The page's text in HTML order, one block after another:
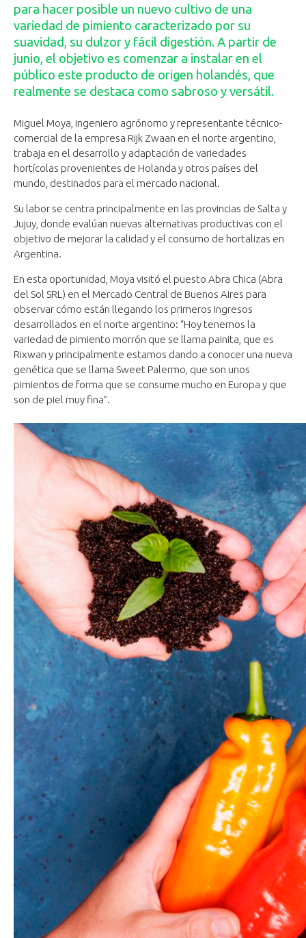
para hacer posible un nuevo cultivo de una
variedad de pimiento caracterizado por su
suavidad, su dulzor y fácil digestión. A partir de
junio, el objetivo es comenzar a instalar en el
público este producto de origen holandés, que
realmente se destaca como sabroso y versátil.
Miguel Moya, ingeniero agrónomo y representante técnico-
comercial de la empresa Rijk Zwaan en el norte argentino,
trabaja en el desarrollo y adaptación de variedades
hortícolas provenientes de Holanda y otros países del
mundo, destinados para el mercado nacional.
Su labor se centra principalmente en las provincias de Salta y
Jujuy, donde evalúan nuevas alternativas productivas con el
objetivo de mejorar la calidad y el consumo de hortalizas en
Argentina.
En esta oportunidad, Moya visitó el puesto Abra Chica (Abra
del Sol SRL) en el Mercado Central de Buenos Aires para
observar cómo están llegando los primeros ingresos
desarrollados en el norte argentino: “Hoy tenemos la
variedad de pimiento morrón que se llama painita, que es
Rixwan y principalmente estamos dando a conocer una nueva
genética que se llama Sweet Palermo, que son unos
pimientos de forma que se consume mucho en Europa y que
son de piel muy fina”.